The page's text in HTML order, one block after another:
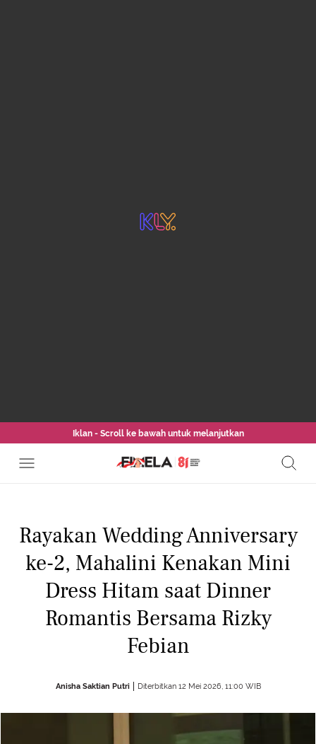
Iklan - Scroll ke bawah untuk melanjutkan
Rayakan Wedding Anniversary
ke-2, Mahalini Kenakan Mini
Dress Hitam saat Dinner
Romantis Bersama Rizky
Febian
Anisha Saktian Putri Diterbitkan 12 Mei 2026, 11:00 WIB